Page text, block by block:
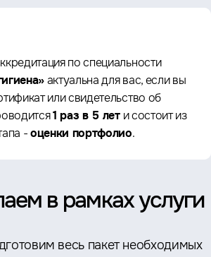
по специальности
актуальна для вас, если вы
или свидетельство об
1 раз в 5 лети состоит из
-оценки портфолио.
в рамках услуги
весь пакет необходимых